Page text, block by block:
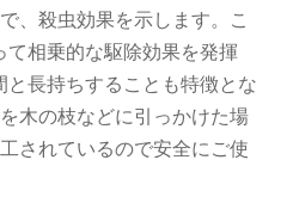
、殺虫効果を示します。こ
て相乗的な駆除効果を発揮
と長持ちすることも特徴とな
木の枝などに引っかけた場
されているので安全にご使